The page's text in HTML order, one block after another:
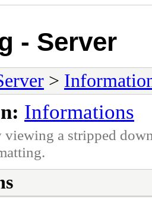
- Server
>
Informations
viewing a stripped